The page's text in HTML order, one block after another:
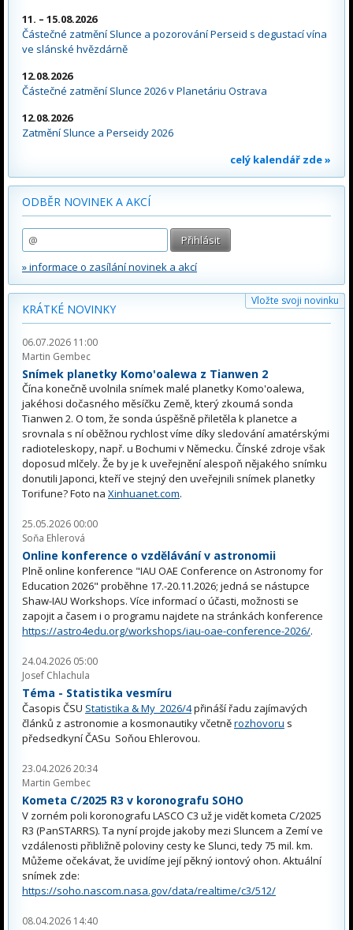
11. – 15.08.2026
Částečné zatmění Slunce a pozorování Perseid s degustací vína
ve slánské hvězdárně
12.08.2026
Částečné zatmění Slunce 2026 v Planetáriu Ostrava
12.08.2026
Zatmění Slunce a Perseidy 2026
celý kalendář zde »
ODBĚR NOVINEK A AKCÍ
» informace o zasílání novinek a akcí
Vložte svoji novinku
KRÁTKÉ NOVINKY
06.07.2026 11:00
Martin Gembec
Snímek planetky Komo'oalewa z Tianwen 2
Čína konečně uvolnila snímek malé planetky Komo'oalewa,
jakéhosi dočasného měsíčku Země, který zkoumá sonda
Tianwen 2. O tom, že sonda úspěšně přiletěla k planetce a
srovnala s ní oběžnou rychlost víme díky sledování amatérskými
radioteleskopy, např. u Bochumi v Německu. Čínské zdroje však
doposud mlčely. Že by je k uveřejnění alespoň nějakého snímku
donutili Japonci, kteří ve stejný den uveřejnili snímek planetky
Torifune? Foto na Xinhuanet.com.
25.05.2026 00:00
Soňa Ehlerová
Online konference o vzdělávání v astronomii
Plně online konference "IAU OAE Conference on Astronomy for
Education 2026" proběhne 17.-20.11.2026; jedná se nástupce
Shaw-IAU Workshops. Více informací o účasti, možnosti se
zapojit a časem i o programu najdete na stránkách konference
https://astro4edu.org/workshops/iau-oae-conference-2026/.
24.04.2026 05:00
Josef Chlachula
Téma - Statistika vesmíru
Časopis ČSU Statistika & My 2026/4přináší řadu zajímavých
článků z astronomie a kosmonautiky včetněrozhovoru s
předsedkyní ČASu Soňou Ehlerovou.
23.04.2026 20:34
Martin Gembec
Kometa C/2025 R3 v koronografu SOHO
V zorném poli koronografu LASCO C3 už je vidět kometa C/2025
R3 (PanSTARRS). Ta nyní projde jakoby mezi Sluncem a Zemí ve
vzdálenosti přibližně poloviny cesty ke Slunci, tedy 75 mil. km.
Můžeme očekávat, že uvidíme její pěkný iontový ohon. Aktuální
snímek zde:
https://soho.nascom.nasa.gov/data/realtime/c3/512/
08.04.2026 14:40